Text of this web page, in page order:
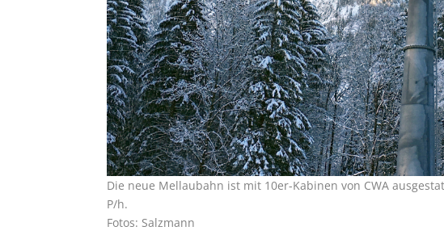
Die neue Mellaubahn ist mit 10er-Kabinen von CWA
P/h.
Fotos: Salzmann